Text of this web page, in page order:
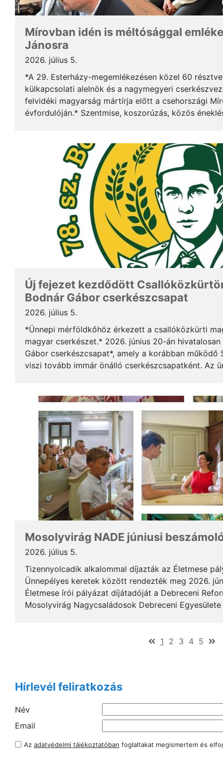
Mírovban idén is méltósággal
Jánosra
2026. július 5.
*A 29. Esterházy-megemlékezésen közel 60
külkapcsolati alelnök és a nagymegyeri
felvidéki magyarság mártírja előtt a csehországi
évfordulóján.* Szentmise, koszorúzás, közös
Új fejezet kezdődött
Bodnár Gábor cserkészcsapat
2026. július 5.
*Ünnepi mérföldkőhöz érkezett a csallóközkürti
magyar cserkészet.* 2026. június 20-án
Gábor cserkészcsapat*, amely a korábban működő
viszi tovább immár önálló cserkészcsapatként. Az
Mosolyvirág NADE júniusi
2026. július 5.
Tizennyolcadik alkalommal díjazták az Életmese
Ünnepélyes keretek között rendezték meg 2026.
Életmese írói pályázat díjátadóját a Debreceni
Mosolyvirág Nagycsaládosok Debreceni
1(current)
2 3 4 5
Hírlevél feliratkozás
Név
Email
Az adatvédelmi tájékoztatóban foglaltakat megismertem és